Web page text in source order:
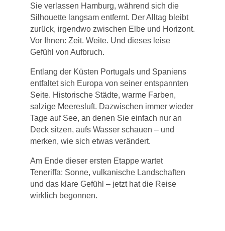
Sie verlassen Hamburg, während sich die
Silhouette langsam entfernt. Der Alltag bleibt
zurück, irgendwo zwischen Elbe und Horizont.
Vor Ihnen: Zeit. Weite. Und dieses leise
Gefühl von Aufbruch.
Entlang der Küsten Portugals und Spaniens
entfaltet sich Europa von seiner entspannten
Seite. Historische Städte, warme Farben,
salzige Meeresluft. Dazwischen immer wieder
Tage auf See, an denen Sie einfach nur an
Deck sitzen, aufs Wasser schauen – und
merken, wie sich etwas verändert.
Am Ende dieser ersten Etappe wartet
Teneriffa: Sonne, vulkanische Landschaften
und das klare Gefühl – jetzt hat die Reise
wirklich begonnen.